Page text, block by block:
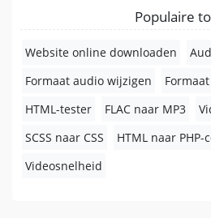
Populaire
Website online downloaden
Formaat audio wijzigen
HTML-tester
FLAC naar MP3
SCSS naar CSS
HTML naar
Videosnelheid